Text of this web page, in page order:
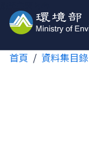
首頁 資料集目錄